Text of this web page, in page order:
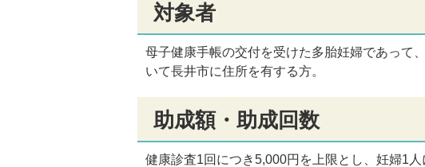
対象者
母子健康手帳の交付を受けた多胎妊婦であって
いて長井市に住所を有する方。
助成額・助成回数
健康診査1回につき5,000円を上限とし、妊婦1